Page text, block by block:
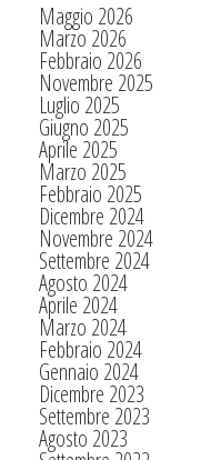
Maggio 2026
Marzo 2026
Febbraio 2026
Novembre 2025
Luglio 2025
Giugno 2025
Aprile 2025
Marzo 2025
Febbraio 2025
Dicembre 2024
Novembre 2024
Settembre 2024
Agosto 2024
Aprile 2024
Marzo 2024
Febbraio 2024
Gennaio 2024
Dicembre 2023
Settembre 2023
Agosto 2023